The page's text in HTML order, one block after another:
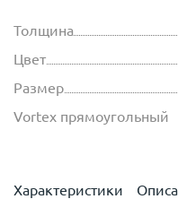
Толщина
Цвет
Размер
Vortex прямоугольный
Характеристики